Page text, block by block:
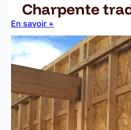
Charpente
En savoir +